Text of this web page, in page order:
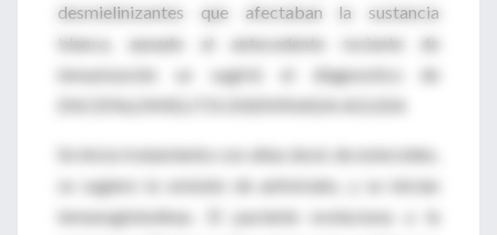
desmielinizantes que afectaban la sustancia
blanca, aunado al antecedente reciente de
inmunización se sugirió el diagnostico de
ENCEFALOMIELITIS DISEMINADA AGUDA
Se inicia tratamiento con altas dosis de esteroides,
se sugiere la omisión de antivirales, y se inician
inmunoglobulinas. El paciente evoluciona a la